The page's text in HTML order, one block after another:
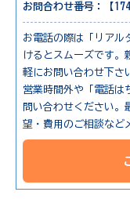
お問合わせ番号：【
お電話の際は「リア
けるとスムーズです。
軽にお問い合わせ下さ
営業時間外や「電話は
問い合わせください。
望・費用のご相談など